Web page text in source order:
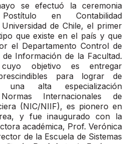
se efectuó la ceremonia
en Contabilidad
de Chile, el primer
que existe en el país y que
el Departamento Control de
de Información de la Facultad.
objetivo es entregar
para lograr de
una alta especialización
Internacionales de
(NIC/NIIF), es pionero en
y fue inaugurado con la
académica, Prof. Verónica
de la Escuela de Sistemas